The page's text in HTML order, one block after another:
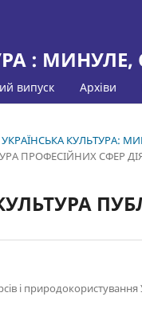
:
випуск Архіви
УКРАЇНСЬКА КУЛЬТУРА:
ПРОФЕСІЙНИХ СФЕР
і природокористування